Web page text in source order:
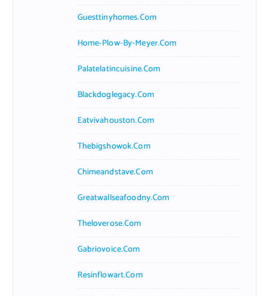
Guesttinyhomes.com
Home-Plow-By-Meyer.com
Palatelatincuisine.com
Blackdoglegacy.com
Eatvivahouston.com
Thebigshowok.com
Chimeandstave.com
Greatwallseafoodny.com
Theloverose.com
Gabriovoice.com
Resinflowart.com